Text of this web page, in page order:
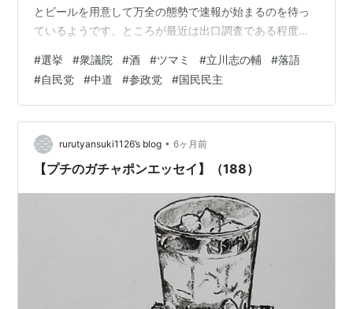
とビールを用意して万全の態勢で速報が始まるのを待っ
ているようです。ところが最近は出口調査である程度結
始まってすぐに当選確実とか出てしまうので、枝豆がろ
くに減ってないと（笑） あるとき開票率5%で当確なんて
おかしいと、知り合いの天才（？）数学者・秋山仁氏に
話したら 秋山氏「それが統計学ですよ！」 師匠「まだ開
票率5%じゃないですか？」 秋山氏「あなたね、味噌汁作
って味見するのに丼鉢でグーッと飲む？…
#選挙 #衆議院 #酒 #ツマミ #立川志の輔 #落語
#自民党 #中道 #参政党 #国民民主
rurutyansuki1126’s blog • 6ヶ月前
【プチのガチャポンエッセイ】（188）